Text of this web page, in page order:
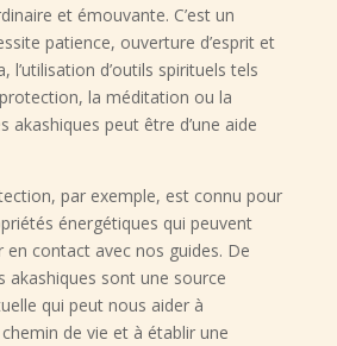
et émouvante. C’est un
patience, ouverture d’esprit et
l’utilisation d’outils spirituels tels
la méditation ou la
akashiques peut être d’une aide
par exemple, est connu pour
énergétiques qui peuvent
en contact avec nos guides. De
akashiques sont une source
qui peut nous aider à
de vie et à établir une